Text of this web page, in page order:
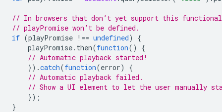
// In browsers that don’t yet support this
// playPromise won’t be defined.
if (playPromise !== undefined)
{
playPromise. then(function()
{
// Automatic playback started!
}).catch(function(error)
{
// Automatic playback failed.
// Show a UI element to let the user manually
});
}